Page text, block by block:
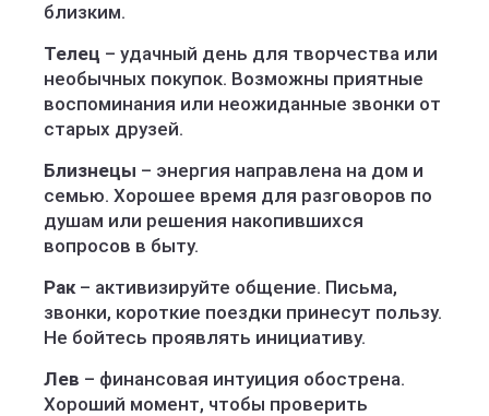
близким.
Телец – удачный день для творчества или
необычных покупок. Возможны приятные
воспоминания или неожиданные звонки от
старых друзей.
Близнецы – энергия направлена на дом и
семью. Хорошее время для разговоров по
душам или решения накопившихся
вопросов в быту.
Рак– активизируйте общение. Письма,
звонки, короткие поездки принесут пользу.
Не бойтесь проявлять инициативу.
Лев – финансовая интуиция обострена.
Хороший момент, чтобы проверить